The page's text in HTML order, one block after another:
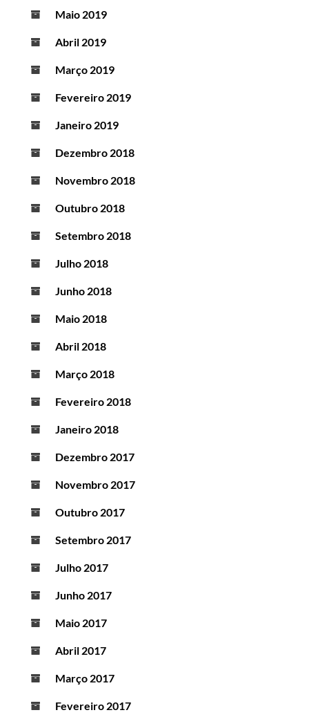
Maio 2019
Abril 2019
Março 2019
Fevereiro 2019
Janeiro 2019
Dezembro 2018
Novembro 2018
Outubro 2018
Setembro 2018
Julho 2018
Junho 2018
Maio 2018
Abril 2018
Março 2018
Fevereiro 2018
Janeiro 2018
Dezembro 2017
Novembro 2017
Outubro 2017
Setembro 2017
Julho 2017
Junho 2017
Maio 2017
Abril 2017
Março 2017
Fevereiro 2017